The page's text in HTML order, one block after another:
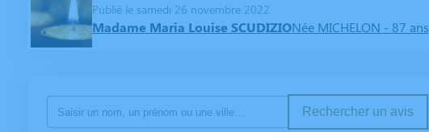
Publié le samedi 26 novembre 2022
Madame Maria Louise SCUDIZIONée MICHELON - 87 ans
Rechercher un avis